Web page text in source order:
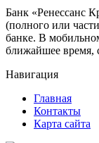
Банк «Ренессанс
(полного или
банке. В
ближайшее время,
Навигация
Главная
Контакты
Карта сайта